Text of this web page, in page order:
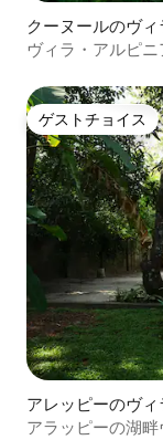
クーヌールのヴィ
ヴィラ・アルピ
ゲストチョイス
ゲストチョイス
アレッピーのヴィ
アラッピーの湖畔